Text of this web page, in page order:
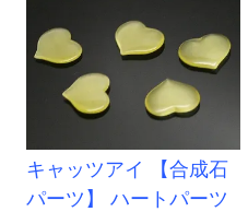
キャッツアイ 【合成石
パーツ】 ハートパーツ